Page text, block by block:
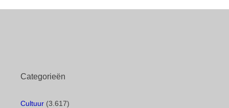
Categorieën
Cultuur (3.617)